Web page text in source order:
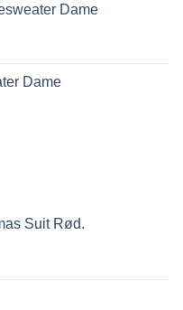
Dame
Dame
Suit Rød.